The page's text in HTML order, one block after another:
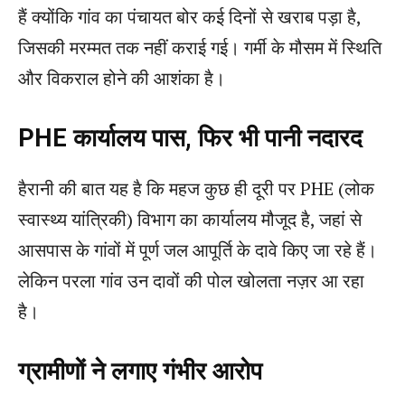
हैं क्योंकि गांव का पंचायत बोर कई दिनों से खराब पड़ा है,
जिसकी मरम्मत तक नहीं कराई गई। गर्मी के मौसम में स्थिति
और विकराल होने की आशंका है।
PHE कार्यालय पास, फिर भी पानी नदारद
हैरानी की बात यह है कि महज कुछ ही दूरी पर PHE (लोक
स्वास्थ्य यांत्रिकी) विभाग का कार्यालय मौजूद है, जहां से
आसपास के गांवों में पूर्ण जल आपूर्ति के दावे किए जा रहे हैं।
लेकिन परला गांव उन दावों की पोल खोलता नज़र आ रहा
है।
ग्रामीणों ने लगाए गंभीर आरोप